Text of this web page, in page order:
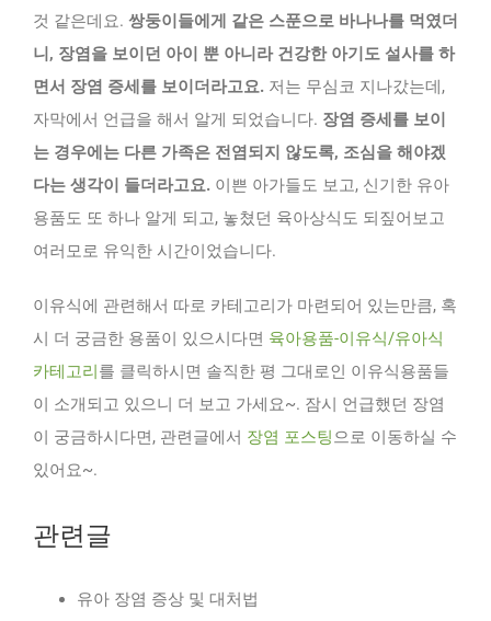
것 같은데요. 쌍둥이들에게 같은 스푼으로 바나나를 먹였더
니, 장염을 보이던 아이 뿐 아니라 건강한 아기도 설사를 하
면서 장염 증세를 보이더라고요. 저는 무심코 지나갔는데,
자막에서 언급을 해서 알게 되었습니다. 장염 증세를 보이
는 경우에는 다른 가족은 전염되지 않도록, 조심을 해야겠
다는 생각이 들더라고요. 이쁜 아가들도 보고, 신기한 유아
용품도 또 하나 알게 되고, 놓쳤던 육아상식도 되짚어보고
여러모로 유익한 시간이었습니다.
이유식에 관련해서 따로 카테고리가 마련되어 있는만큼, 혹
시 더 궁금한 용품이 있으시다면 육아용품-이유식/유아식
카테고리를 클릭하시면 솔직한 평 그대로인 이유식용품들
이 소개되고 있으니 더 보고 가세요~. 잠시 언급했던 장염
이 궁금하시다면, 관련글에서 장염 포스팅으로 이동하실 수
있어요~.
관련글
유아 장염 증상 및 대처법